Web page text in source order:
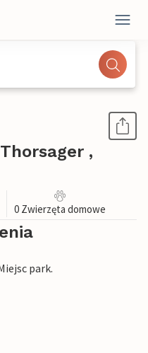
,
0 Zwierzęta domowe
park.